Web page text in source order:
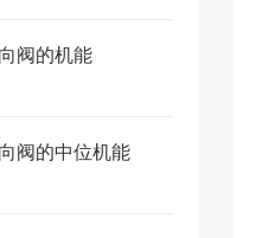
阀的机能
阀的中位机能